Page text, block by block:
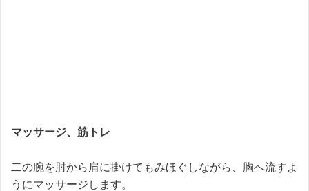
マッサージ、筋トレ
二の腕を肘から肩に掛けてもみほぐしながら、胸へ流すよ
うにマッサージします。